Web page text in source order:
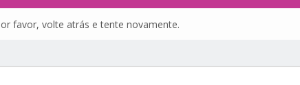
favor, volte atrás e tente novamente.